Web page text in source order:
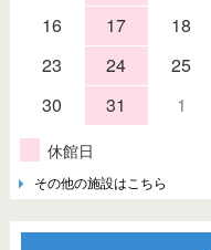
16
17 18
23
24 25
30
31 1
休館日
その他の施設はこちら